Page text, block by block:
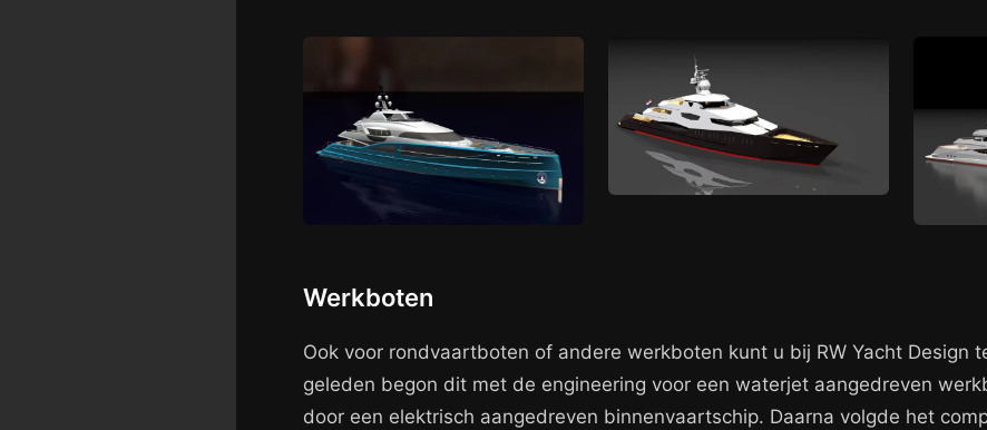
Werkboten
Ook voor rondvaartboten of andere werkboten kunt u bij RW Yacht Design
geleden begon dit met de engineering voor een waterjet aangedreven
door een elektrisch aangedreven binnenvaartschip. Daarna volgde het